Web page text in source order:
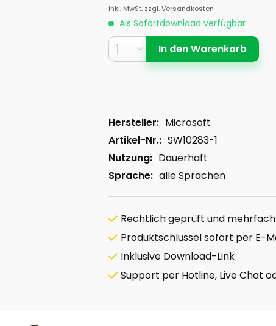
inkl. MwSt. zzgl. Versandkosten
Als Sofortdownload verfügbar
In denWarenkorb
Hersteller: Microsoft
Artikel-Nr.: SW10283-1
Nutzung: Dauerhaft
Sprache: alle Sprachen
Rechtlich geprüft und
Produktschlüssel sofort per E-
Inklusive Download-Link
Support per Hotline, Live Chat